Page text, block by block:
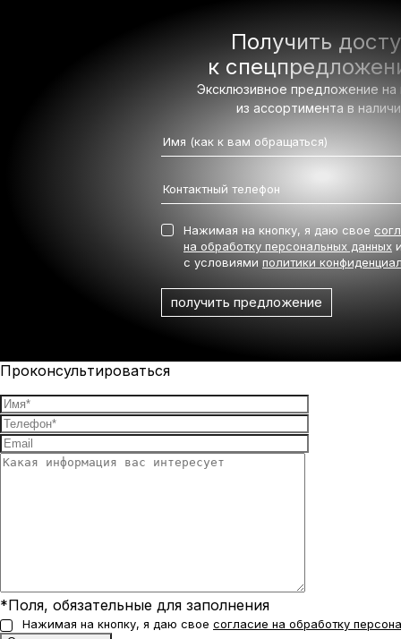
Получить
к
Эксклюзивное предложение на
из ассортимента в
Нажимая на кнопку, я даю свое
на обработку персональных данных
с условиями политики
Проконсультироваться
*Поля, обязательные для заполнения
Нажимая на кнопку, я даю свое согласие на обработку